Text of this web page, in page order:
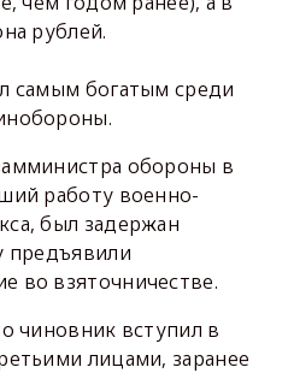
рублей.
самым богатым среди
обороны в
работу военно-
был задержан
предъявили
во взяточничестве.
чиновник вступил в
лицами, заранее